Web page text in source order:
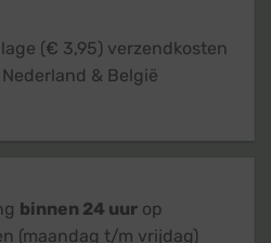
(€ 3,95) verzendkosten
& België
binnen 24 uur op
(maandag t/m vrijdag)